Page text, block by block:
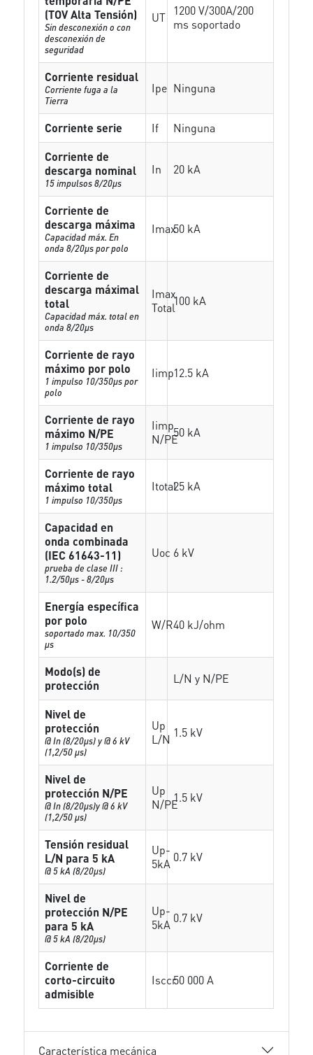
(TOV Alta Tensión)
Sin desconexión o con
desconexión de
seguridad
UT
1200 V/300A/200
ms soportado
Corriente residual
Corriente fuga a la
Tierra
Ipe Ninguna
Corriente serie If
Ninguna
Corriente de
descarga nominal
15 impulsos 8/20µs
In 20 kA
Corriente de
descarga máxima
Capacidad máx. En
onda 8/20µs por polo
Imax50 kA
Corriente de
descarga máximal
total
Capacidad máx. total en
onda 8/20µs
Imax
Total100 kA
Corriente de rayo
máximo por polo
1 impulso 10/350µs por
polo
Iimp12.5 kA
Corriente de rayo
máximo N/PE
1 impulso 10/350µs
Iimp
N/PE50 kA
Corriente de rayo
máximo total
1 impulso 10/350µs
Itotal25 kA
Capacidad en
onda combinada
(IEC 61643-11)
prueba de clase III :
1.2/50µs - 8/20µs
Uoc 6 kV
Energía específica
por polo
soportado max. 10/350
µs
W/R40 kJ/ohm
Modo(s) de
protección
L/N y N/PE
Nivel de
protección
@ In (8/20µs) y @ 6 kV
(1,2/50 µs)
Up
L/N 1.5 kV
Nivel de
protección N/PE
@ In (8/20µs)y @ 6 kV
(1,2/50 µs)
Up
N/PE1.5 kV
Tensión residual
L/N para 5 kA
@ 5 kA (8/20µs)
Up-
5kA 0.7 kV
Nivel de
protección N/PE
para 5 kA
@ 5 kA (8/20µs)
Up-
5kA 0.7 kV
Corriente de
corto-circuito
admisible
Isccr50 000 A
Característica mecánica